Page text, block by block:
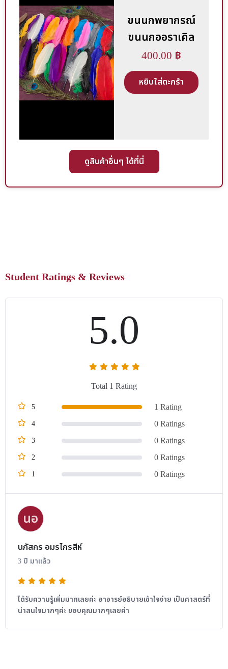
ขนนกพยากรณ์
ขนนกออราเคิล
400.00 ฿
หยิบใส่ตะกร้า
ดูสินค้าอื่นๆ ได้ที่นี่
Student Ratings & Reviews
5.0
Total 1 Rating
5 1 Rating
4 0 Ratings
3 0 Ratings
2 0 Ratings
1 0 Ratings
นอ
นภัสกร อมรไกรสีห์
3 ปี มาแล้ว
ได้รับความรู้เพิ่มมากเลยค่ะ อาจารย์อธิบายเข้าใจง่าย เป็นศาสตร์ที่
น่าสนใจมากๆค่ะ ขอบคุณมากๆเลยค่า